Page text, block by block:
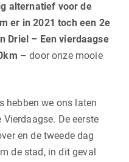
alternatief voor de
er in 2021 toch een 2e
Driel – Een vierdaagse
– door onze mooie
hebben we ons laten
De eerste
en de tweede dag
de stad, in dit geval